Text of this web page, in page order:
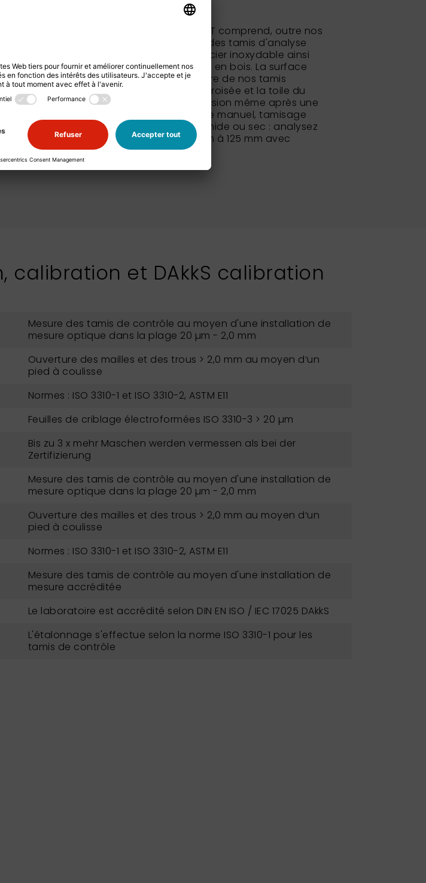
La gamme de tamis NEXOPART comprend, outre nos
tamis de contrôle standard, des tamis d'analyse
pour céréales ou tabac en acier inoxydable ainsi
que des tamis à bords carrés en bois. La surface
particulièrement lisse du cadre de nos tamis
empêche la contamination croisée et la toile du
tamis conserve sa bonne tension même après une
utilisation intensive. Tamisage manuel, tamisage
conventionnel, tamisage humide ou sec : analysez
des produits en vrac de 10 µm à 125 mm avec
NEXOPART.
et DAkkS calibration
Mesure des tamis de contrôle au moyen d'une installation de
mesure optique dans la plage 20 µm - 2,0 mm
Ouverture des mailles et des trous > 2,0 mm au moyen d‘un
pied à coulisse
Normes : ISO 3310-1 et ISO 3310-2, ASTM E11
Feuilles de criblage électroformées ISO 3310-3 > 20 µm
Bis zu 3 x mehr Maschen werden vermessen als bei der
Zertifizierung
Mesure des tamis de contrôle au moyen d'une installation de
mesure optique dans la plage 20 µm - 2,0 mm
Ouverture des mailles et des trous > 2,0 mm au moyen d‘un
pied à coulisse
Normes : ISO 3310-1 et ISO 3310-2, ASTM E11
Mesure des tamis de contrôle au moyen d'une installation de
mesure accréditée
Le laboratoire est accrédité selon DIN EN ISO / IEC 17025 DAkkS
L'étalonnage s'effectue selon la norme ISO 3310-1 pour les
tamis de contrôle